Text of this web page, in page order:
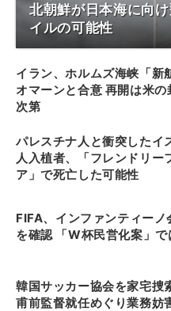
北朝鮮が日本海に向
イルの可能性
イラン、ホルムズ海峡「新
オマーンと合意 再開は米の
次第
パレスチナ人と衝突したイ
人入植者、「フレンドリー
ア」で死亡した可能性
FIFA、インファンティーノ
を確認 「W杯民営化案」で
韓国サッカー協会を家宅捜
甫前監督就任めぐり業務妨